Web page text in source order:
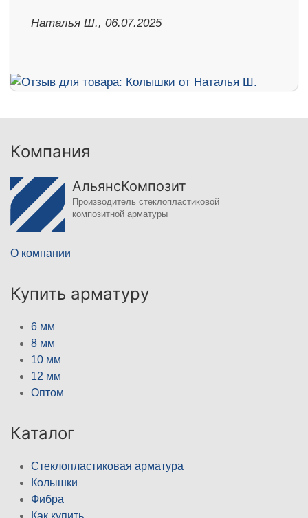
Наталья Ш., 06.07.2025
Компания
АльянсКомпозит
Производитель стеклопластиковой
композитной арматуры
О компании
Купить арматуру
6 мм
8 мм
10 мм
12 мм
Оптом
Каталог
Стеклопластиковая арматура
Колышки
Фибра